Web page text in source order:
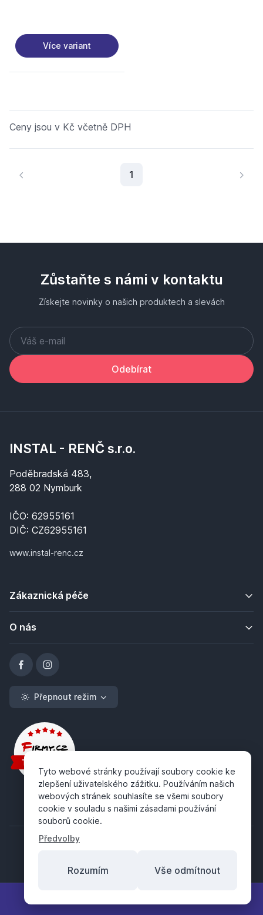
Více variant
Ceny jsou v Kč včetně DPH
1
Zůstaňte s námi v kontaktu
Získejte novinky o našich produktech a slevách
Odebírat
INSTAL - RENČ s.r.o.
Poděbradská 483,
288 02 Nymburk
IČO: 62955161
DIČ: CZ62955161
www.instal-renc.cz
Zákaznická péče
O nás
Přepnout režim
Tyto webové stránky používají soubory cookie ke
zlepšení uživatelského zážitku. Používáním našich
webových stránek souhlasíte se všemi soubory
cookie v souladu s našimi zásadami používání
souborů cookie.
Předvolby
Rozumím Vše odmítnout